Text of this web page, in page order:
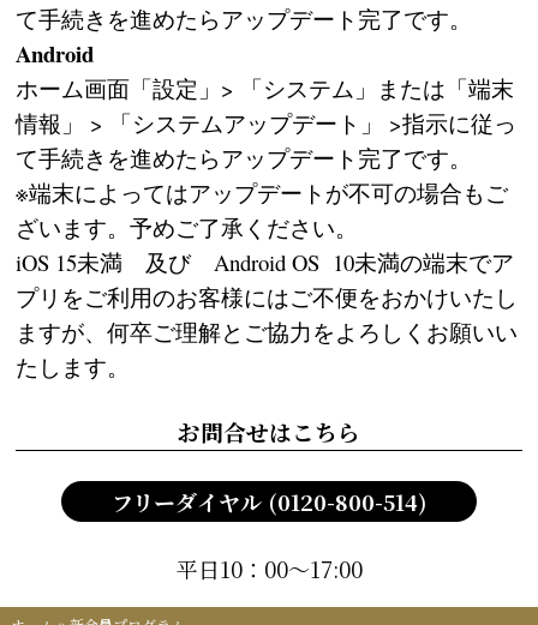
て手続きを進めたらアップデート完了です。
Android
ホーム画面「設定」> 「システム」または「端末
情報」 > 「システムアップデート」 >指示に従っ
て手続きを進めたらアップデート完了です。
※端末によってはアップデートが不可の場合もご
ざいます。予めご了承ください。
iOS 15未満 及び Android OS 10未満の端末でア
プリをご利用のお客様にはご不便をおかけいたし
ますが、何卒ご理解とご協力をよろしくお願いい
たします。
お問合せはこちら
フリーダイヤル (0120-800-514)
平日10：00～17:00